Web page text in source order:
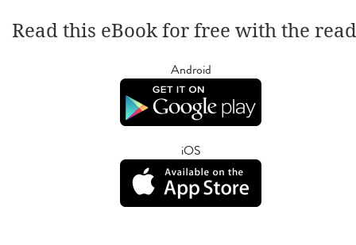
Read this eBook for free with the
Android
iOS